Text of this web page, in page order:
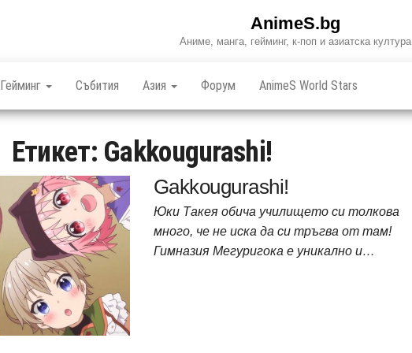
AnimeS.bg
Аниме, манга, гейминг, к-поп и азиатска култура
Гейминг Събития Азия Форум AnimeS World Stars
Етикет: Gakkougurashi!
Gakkougurashi!
Юки Такея обича училището си толкова
много, че не иска да си тръгва от там!
Гимназия Мегуригока е уникално и…